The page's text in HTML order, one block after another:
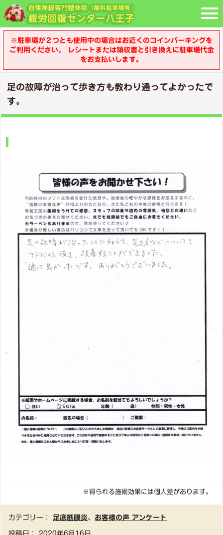
※駐車場が２つとも使用中の場合はお近くのコインパーキングを
ご利用ください。 レシートまたは領収書と引き換えに駐車場代金
をお支払いします。
足の故障が治って歩き方も教わり通ってよかったで
す。
※得られる施術効果には個人差があります。
カテゴリー： 足底筋膜炎、 お客様の声 アンケート
投稿日： 2020年6月16日